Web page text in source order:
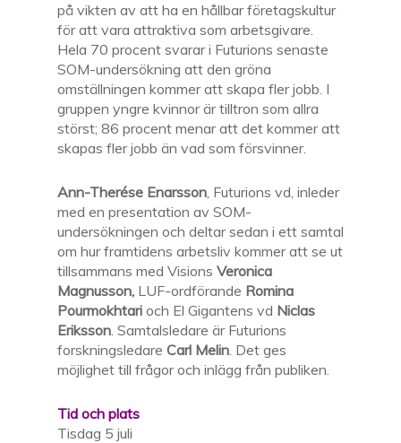
på vikten av att ha en hållbar företagskultur
för att vara attraktiva som arbetsgivare.
Hela 70 procent svarar i Futurions senaste
SOM-undersökning att den gröna
omställningen kommer att skapa fler jobb. I
gruppen yngre kvinnor är tilltron som allra
störst; 86 procent menar att det kommer att
skapas fler jobb än vad som försvinner.
Ann-Therése Enarsson, Futurions vd, inleder
med en presentation av SOM-
undersökningen och deltar sedan i ett samtal
om hur framtidens arbetsliv kommer att se ut
tillsammans med Visions Veronica
Magnusson, LUF-ordförande Romina
Pourmokhtari och El Gigantens vd Niclas
Eriksson. Samtalsledare är Futurions
forskningsledare Carl Melin. Det ges
möjlighet till frågor och inlägg från publiken.
Tid och plats
Tisdag 5 juli